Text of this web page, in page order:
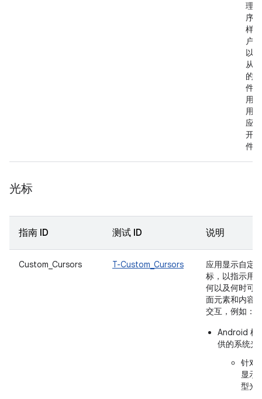
理程
序
样
户
以
从
的“
件”
用
用
应
开文
件。
光标
指南 ID 测试 ID 说明
Custom_Cursors T-Custom_Cursors
应用显示自定
标，以指示用
何以及何时可
面元素和内容
交互，例如：
Android 框
供的系统光
针对
显示
型光